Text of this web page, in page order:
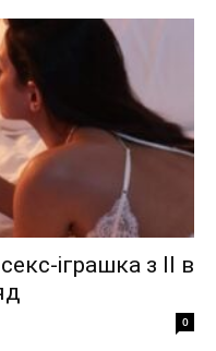
іграшка з ІІ в
0